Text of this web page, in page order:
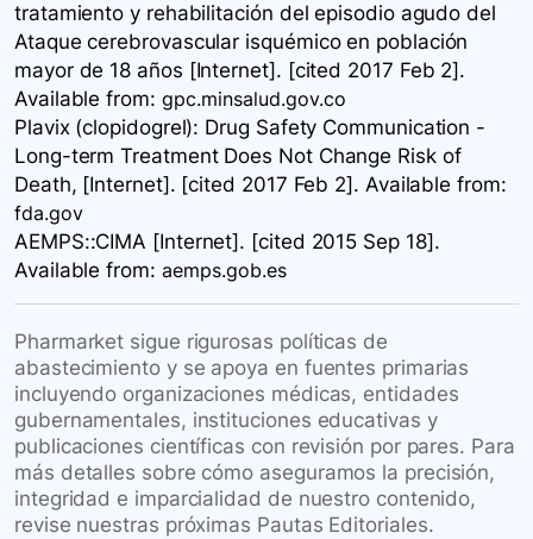
tratamiento y rehabilitación del episodio agudo del
Ataque cerebrovascular isquémico en población
mayor de 18 años​ [Internet]. [cited 2017 Feb 2].
Available from: gpc.minsalud.gov.co
Plavix (clopidogrel): Drug Safety Communication -
Long-term Treatment Does Not Change Risk of
Death, [Internet]. [cited 2017 Feb 2]. Available from:
fda.gov
AEMPS::CIMA [Internet]. [cited 2015 Sep 18].
Available from: aemps.gob.es
Pharmarket sigue rigurosas políticas de
abastecimiento y se apoya en fuentes primarias
incluyendo organizaciones médicas, entidades
gubernamentales, instituciones educativas y
publicaciones científicas con revisión por pares. Para
más detalles sobre cómo aseguramos la precisión,
integridad e imparcialidad de nuestro contenido,
revise nuestras próximas Pautas Editoriales.